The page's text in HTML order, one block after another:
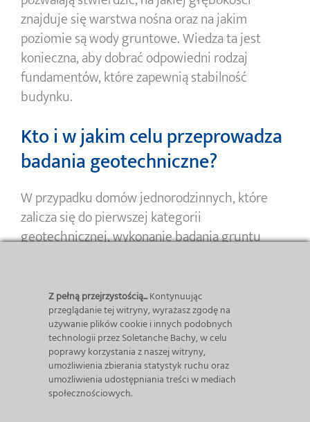
znajduje się warstwa nośna oraz na jakim
poziomie są wody gruntowe. Wiedza ta jest
konieczna, aby dobrać odpowiedni rodzaj
fundamentów, które zapewnią stabilność
budynku.
Kto i w jakim celu przeprowadza
badania geotechniczne?
W przypadku domów jednorodzinnych, które
zalicza się do pierwszej kategorii
geotechnicznej, wykonanie badania gruntu
inżynierskie. Po przeprowadzonym badaniu
otrzymujemyopinię geotechniczną. Taka
dokumentacja geotechniczna składa się z części
graficznej oraz opisowej. Zawarte w niej wnioski
są pomocne na etapie podejmowania decyzji
o głębokości, rodzaju oraz izolacji
Z pełną przejrzystością...Kontynuując
przeglądanie tej witryny, wyrażasz zgodę na
używanie plików cookie i innych podobnych
technologii przez Soletanche Bachy, w celu
poprawy korzystania z naszej witryny,
umożliwienia zbierania statystyk ruchu oraz
umożliwienia udostępniania treści w mediach
społecznościowych.